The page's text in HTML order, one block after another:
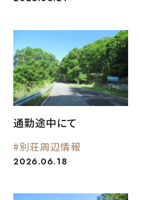
通勤途中にて
#別荘周辺情報
2026.06.18